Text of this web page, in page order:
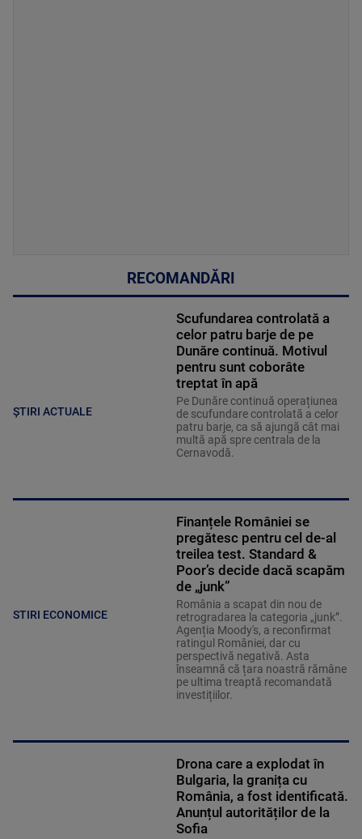
RECOMANDĂRI
ȘTIRI ACTUALE
Scufundarea controlată a
celor patru barje de pe
Dunăre continuă. Motivul
pentru sunt coborâte
treptat în apă
Pe Dunăre continuă operațiunea
de scufundare controlată a celor
patru barje, ca să ajungă cât mai
multă apă spre centrala de la
Cernavodă.
STIRI ECONOMICE
Finanțele României se
pregătesc pentru cel de-al
treilea test. Standard &
Poor’s decide dacă scapăm
de „junk”
România a scapat din nou de
retrogradarea la categoria „junk”.
Agenția Moody's, a reconfirmat
ratingul României, dar cu
perspectivă negativă. Asta
înseamnă că țara noastră rămâne
pe ultima treaptă recomandată
investițiilor.
Drona care a explodat în
Bulgaria, la granița cu
România, a fost identificată.
Anunțul autorităților de la
Sofia